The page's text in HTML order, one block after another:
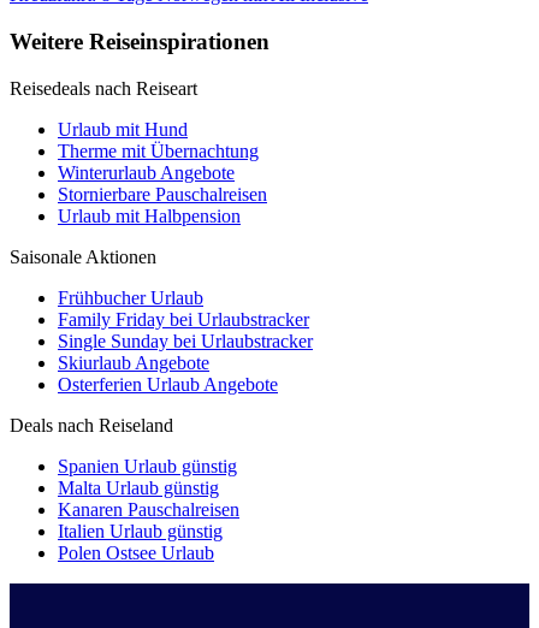
Weitere Reiseinspirationen
Reisedeals nach Reiseart
Urlaub mit Hund
Therme mit Übernachtung
Winterurlaub Angebote
Stornierbare Pauschalreisen
Urlaub mit Halbpension
Saisonale Aktionen
Frühbucher Urlaub
Family Friday bei Urlaubstracker
Single Sunday bei Urlaubstracker
Skiurlaub Angebote
Osterferien Urlaub Angebote
Deals nach Reiseland
Spanien Urlaub günstig
Malta Urlaub günstig
Kanaren Pauschalreisen
Italien Urlaub günstig
Polen Ostsee Urlaub